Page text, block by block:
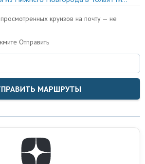
круизов на почту — не
Отправить
МАРШРУТЫ